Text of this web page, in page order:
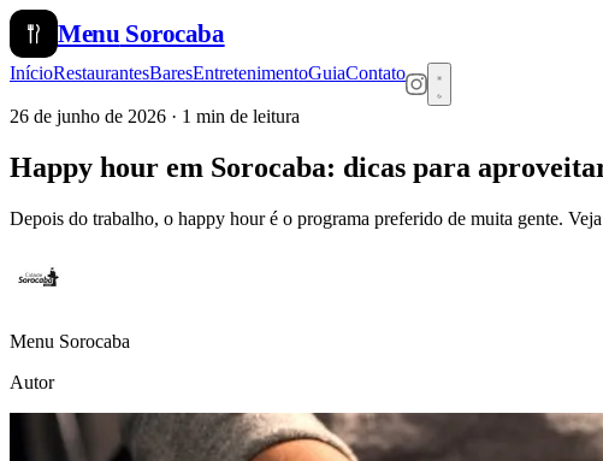
Menu Sorocaba
InícioRestaurantesBaresEntretenimentoGuiaContato
26 de junho de 2026 · 1 min de leitura
Happy hour em Sorocaba: dicas para
Depois do trabalho, o happy hour é o programa preferido de muita gente.
Menu Sorocaba
Autor